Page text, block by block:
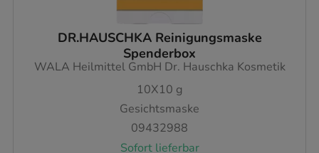
DR.HAUSCHKA Reinigungsmaske
Spenderbox
WALA Heilmittel GmbH Dr. Hauschka Kosmetik
10X10 g
Gesichtsmaske
09432988
Sofort lieferbar